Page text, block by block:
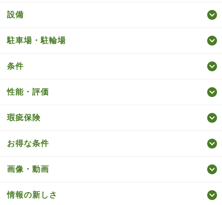
設備
駐車場・駐輪場
条件
性能・評価
瑕疵保険
お得な条件
画像・動画
情報の新しさ